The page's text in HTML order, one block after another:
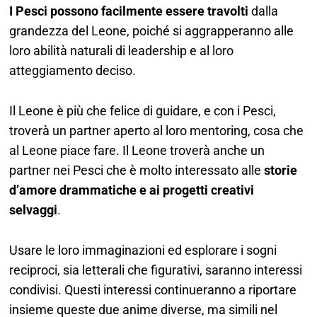
I Pesci possono facilmente essere travolti dalla
grandezza del Leone, poiché si aggrapperanno alle
loro abilità naturali di leadership e al loro
atteggiamento deciso.
Il Leone è più che felice di guidare, e con i Pesci,
troverà un partner aperto al loro mentoring, cosa che
al Leone piace fare. Il Leone troverà anche un
partner nei Pesci che è molto interessato allestorie
d’amore drammatiche e ai progetti creativi
selvaggi.
Usare le loro immaginazioni ed esplorare i sogni
reciproci, sia letterali che figurativi, saranno interessi
condivisi. Questi interessi continueranno a riportare
insieme queste due anime diverse, ma simili nel